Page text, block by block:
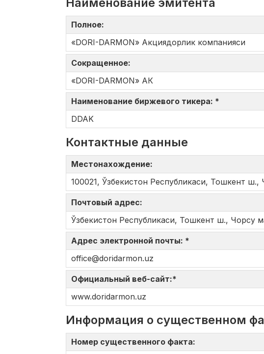
Полное:
«DORI-DARMON» Акциядорлик компанияси
Сокращенное:
«DORI-DARMON» АК
Наименование биржевого тикера: *
DDAK
Контактные данные
Местонахождение:
100021, Ўзбекистон Республикаси, Тошкент ш.,
Почтовый адрес:
Ўзбекистон Республикаси, Тошкент ш., Чорсу
Адрес электронной почты: *
office@doridarmon.uz
Официальный веб-сайт:*
www.doridarmon.uz
Информация о существенном
Номер существенного факта: